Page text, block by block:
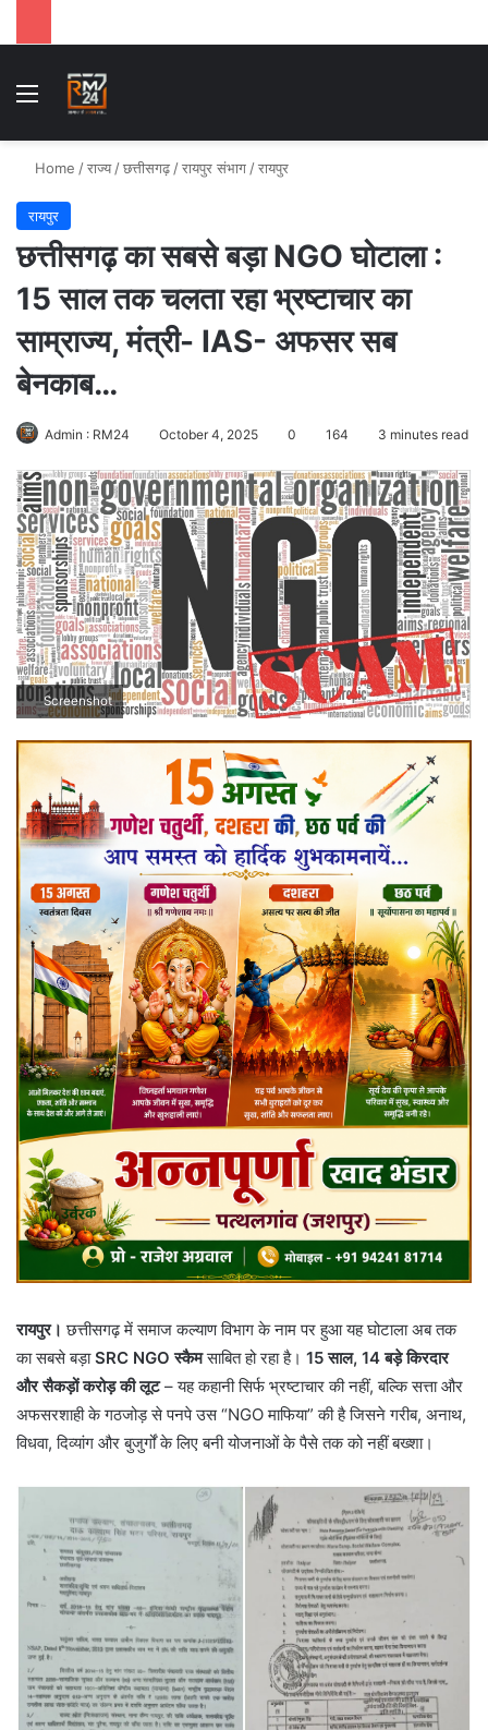
Menu
Home /राज्य /छत्तीसगढ़ /रायपुर संभाग /रायपुर
रायपुर
छत्तीसगढ़ का सबसे बड़ा NGO घोटाला :
15 साल तक चलता रहा भ्रष्टाचार का
साम्राज्य, मंत्री- IAS- अफसर सब
बेनकाब…
Admin : RM24 October 4, 2025 0 164 3 minutes read
Screenshot
रायपुर। छत्तीसगढ़ में समाज कल्याण विभाग के नाम पर हुआ यह घोटाला अब तक
का सबसे बड़ाSRC NGO स्कैमसाबित हो रहा है। 15 साल, 14 बड़े किरदार
और सैकड़ों करोड़ की लूट– यह कहानी सिर्फ भ्रष्टाचार की नहीं, बल्कि सत्ता और
अफसरशाही के गठजोड़ से पनपे उस “NGO माफिया” की है जिसने गरीब, अनाथ,
विधवा, दिव्यांग और बुजुर्गों के लिए बनी योजनाओं के पैसे तक को नहीं बख्शा।